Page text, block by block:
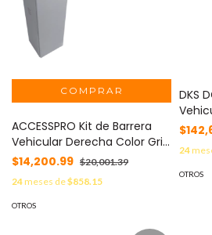
ACCESSPRO Kit de Barrera
Vehicular Derecha Color Gris
y Brazo Ajustable de 3.6 a 5.5
m MOD: KIT-XBS-RB
$14,200.99 $20,001.39
24meses de$858.15
OTROS
DKS
de
1HP
24
OTROS